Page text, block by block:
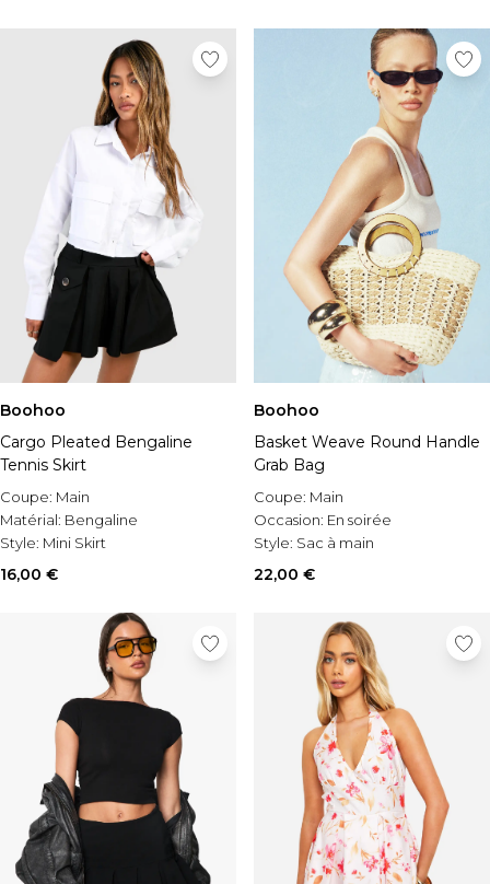
Boohoo
Cargo Pleated Bengaline
Tennis Skirt
Coupe: Main
Matérial: Bengaline
Style: Mini Skirt
16,00 €
Boohoo
Basket Weave Round Handle
Grab Bag
Coupe: Main
Occasion: En soirée
Style: Sac à main
22,00 €